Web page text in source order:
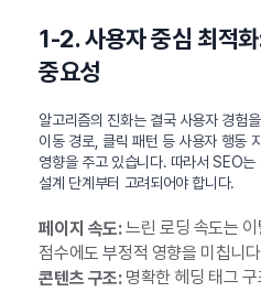
1-2. 사용자 중심 최적
중요성
알고리즘의 진화는 결국 사용자 경험
이동 경로, 클릭 패턴 등 사용자 행동
영향을 주고 있습니다. 따라서 SEO
설계 단계부터 고려되어야 합니다.
페이지 속도:느린 로딩 속도는
점수에도 부정적 영향을 미칩니
콘텐츠 구조:명확한 헤딩 태그